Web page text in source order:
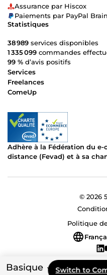
Basique Switch to
Assurance par Hiscox
Paiements par PayPal
Statistiques
38 989 services disponibles
1 335 099 commandes
99 % d’avis positifs
Services
Freelances
ComeUp
Adhère à la Fédération du
distance (Fevad) et à sa
© 2026
Politique